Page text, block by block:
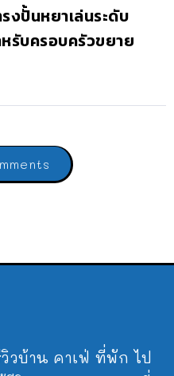
งปั้นหยาเล่นระดับ
หรับครอบครัวขยาย
วบ้าน คาเฟ่ ที่พัก ไป